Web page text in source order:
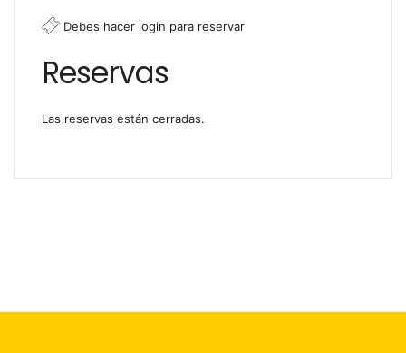
Debes hacer login para reservar
Reservas
Las reservas están cerradas.